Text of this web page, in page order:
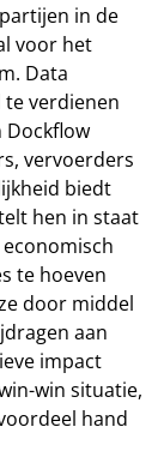
in de
voor het
Data
verdienen
Dockflow
vervoerders
biedt
hen in staat
te hoeven
door middel
aan
impact
win situatie,
hand